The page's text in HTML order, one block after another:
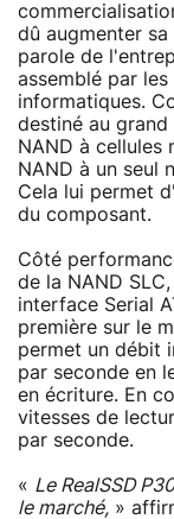
dû augmenter
parole de
assemblé par
informatiques.
destiné au
NAND à cellules
NAND à un seul
Cela lui permet
du composant.
Côté
de la NAND
interface Serial
première sur le
permet un débit
par seconde en
en écriture. En
vitesses de
par seconde.
« Le RealSSD
le marché, »